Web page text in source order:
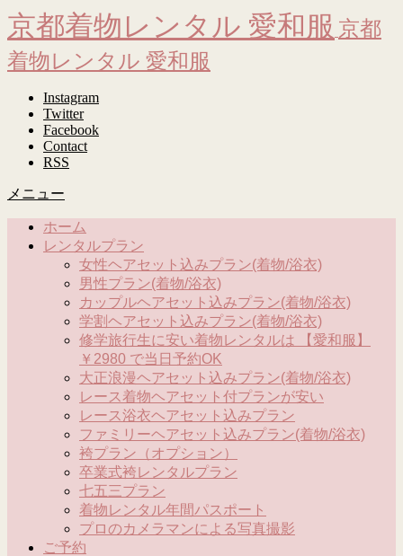
京都着物レンタル 愛和服 京都
着物レンタル 愛和服
Instagram
Twitter
Facebook
Contact
RSS
メニュー
ホーム
レンタルプラン
女性ヘアセット込みプラン(着物/浴衣)
男性プラン(着物/浴衣)
カップルヘアセット込みプラン(着物/浴衣)
学割ヘアセット込みプラン(着物/浴衣)
修学旅行生に安い着物レンタルは 【愛和服】
￥2980 で当日予約OK
大正浪漫ヘアセット込みプラン(着物/浴衣)
レース着物ヘアセット付プランが安い
レース浴衣ヘアセット込みプラン
ファミリーヘアセット込みプラン(着物/浴衣)
袴プラン（オプション）
卒業式袴レンタルプラン
七五三プラン
着物レンタル年間パスポート
プロのカメラマンによる写真撮影
ご予約